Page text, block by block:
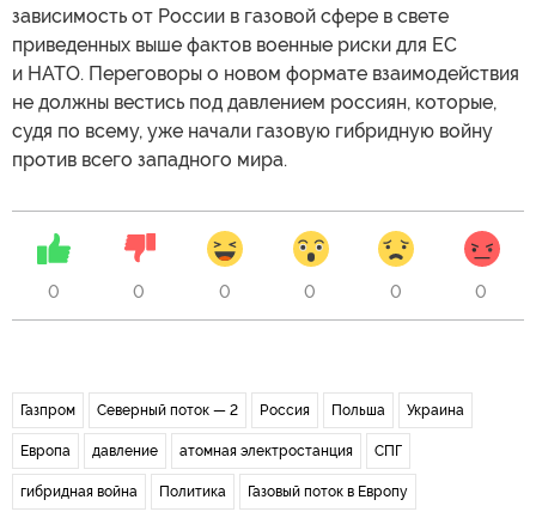
зависимость от России в газовой сфере в свете
приведенных выше фактов военные риски для ЕС
и НАТО. Переговоры о новом формате взаимодействия
не должны вестись под давлением россиян, которые,
судя по всему, уже начали газовую гибридную войну
против всего западного мира.
0 0 0 0 0 0
Газпром Северный поток — 2 Россия Польша Украина
Европа давление атомная электростанция СПГ
гибридная война Политика Газовый поток в Европу